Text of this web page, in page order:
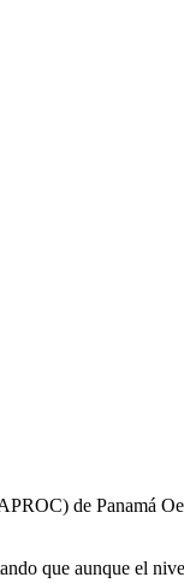
de Panamá
que aunque el